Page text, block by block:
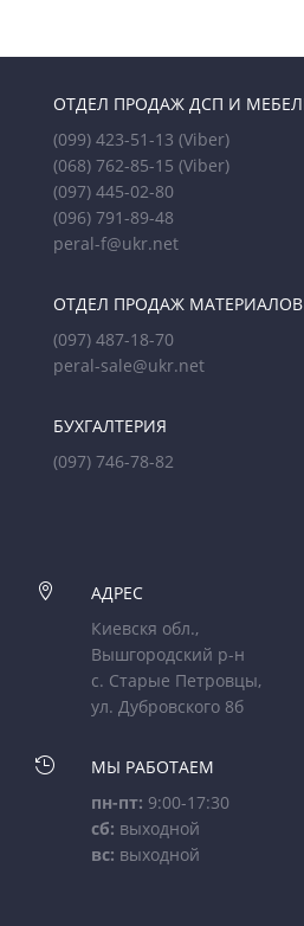
ОТДЕЛ ПРОДАЖ ДСП И
(099) 423-51-13 (Viber)
(068) 762-85-15 (Viber)
(097) 445-02-80
(096) 791-89-48
peral-f@ukr.net
ОТДЕЛ ПРОДАЖ
(097) 487-18-70
peral-sale@ukr.net
БУХГАЛТЕРИЯ
(097) 746-78-82

АДРЕС
Киевскя обл.,
Вышгородский р-н
с. Старые Петровцы,
ул. Дубровского 8б

МЫ РАБОТАЕМ
пн-пт: 9:00-17:30
сб: выходной
вс: выходной